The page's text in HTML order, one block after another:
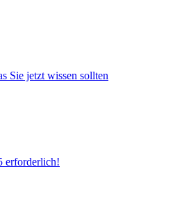
Sie jetzt wissen sollten
erforderlich!